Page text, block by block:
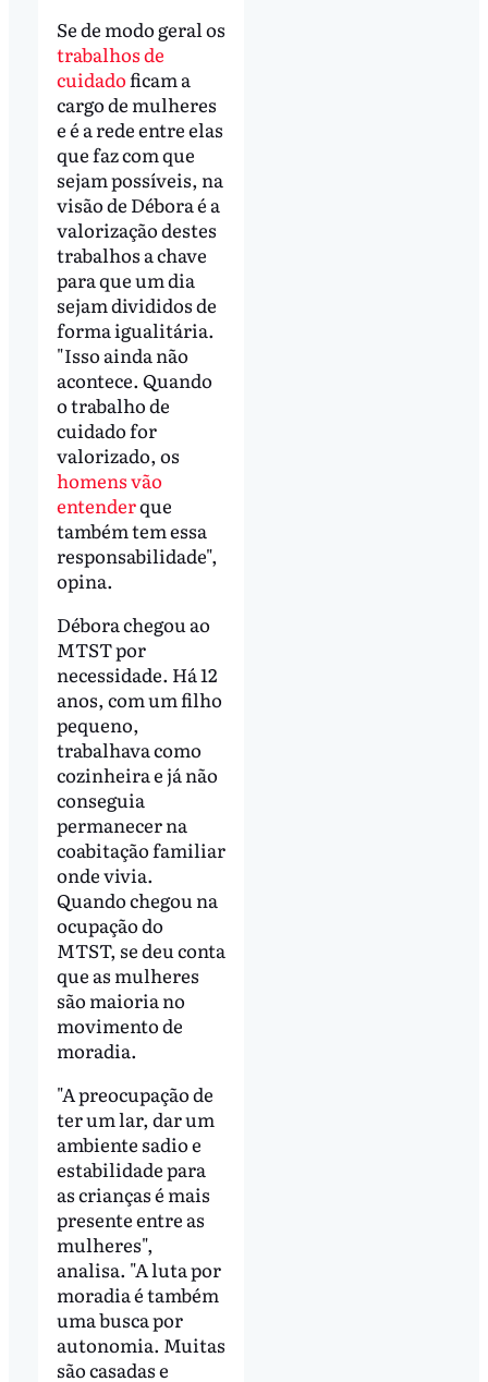
Se de modo geral os
trabalhos de
cuidado ficam a
cargo de mulheres
e é a rede entre elas
que faz com que
sejam possíveis, na
visão de Débora é a
valorização destes
trabalhos a chave
para que um dia
sejam divididos de
forma igualitária.
"Isso ainda não
acontece. Quando
o trabalho de
cuidado for
valorizado, os
homens vão
entenderque
também tem essa
responsabilidade",
opina.
Débora chegou ao
MTST por
necessidade. Há 12
anos, com um filho
pequeno,
trabalhava como
cozinheira e já não
conseguia
permanecer na
coabitação familiar
onde vivia.
Quando chegou na
ocupação do
MTST, se deu conta
que as mulheres
são maioria no
movimento de
moradia.
"A preocupação de
ter um lar, dar um
ambiente sadio e
estabilidade para
as crianças é mais
presente entre as
mulheres",
analisa. "A luta por
moradia é também
uma busca por
autonomia. Muitas
são casadas e